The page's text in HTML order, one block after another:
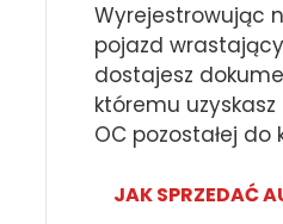
Wyrejestrowując
pojazd
dostajesz
któremu uzyskasz
OC pozostałej do
JAK SPRZEDAĆ